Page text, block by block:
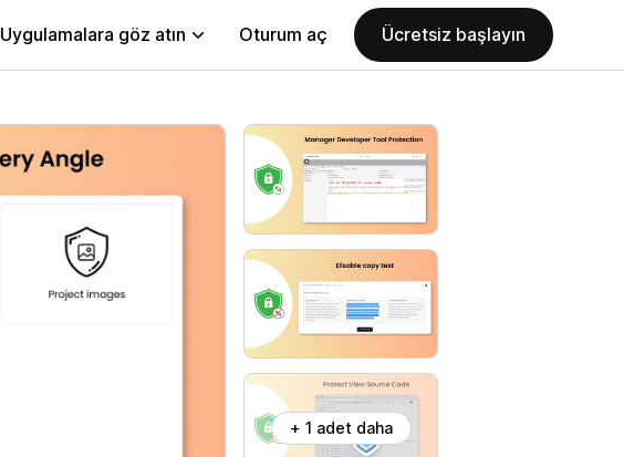
Uygulamalara göz atın Oturum aç Ücretsiz başlayın
+ 1 adet daha